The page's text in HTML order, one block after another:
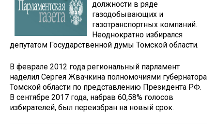
должности в ряде
газодобывающих и
газотранспортных компаний.
Неоднократно избирался
депутатом Государственной думы Томской области.
В феврале 2012 года региональный парламент
наделил Сергея Жвачкина полномочиями губернатора
Томской области по представлению Президента РФ.
В сентябре 2017 года, набрав 60,58% голосов
избирателей, был переизбран на новый срок.